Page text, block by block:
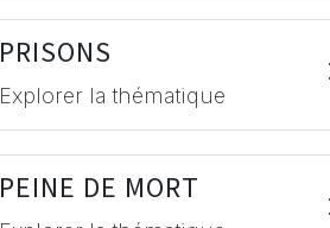
PRISONS
Explorer la thématique
PEINE DE MORT